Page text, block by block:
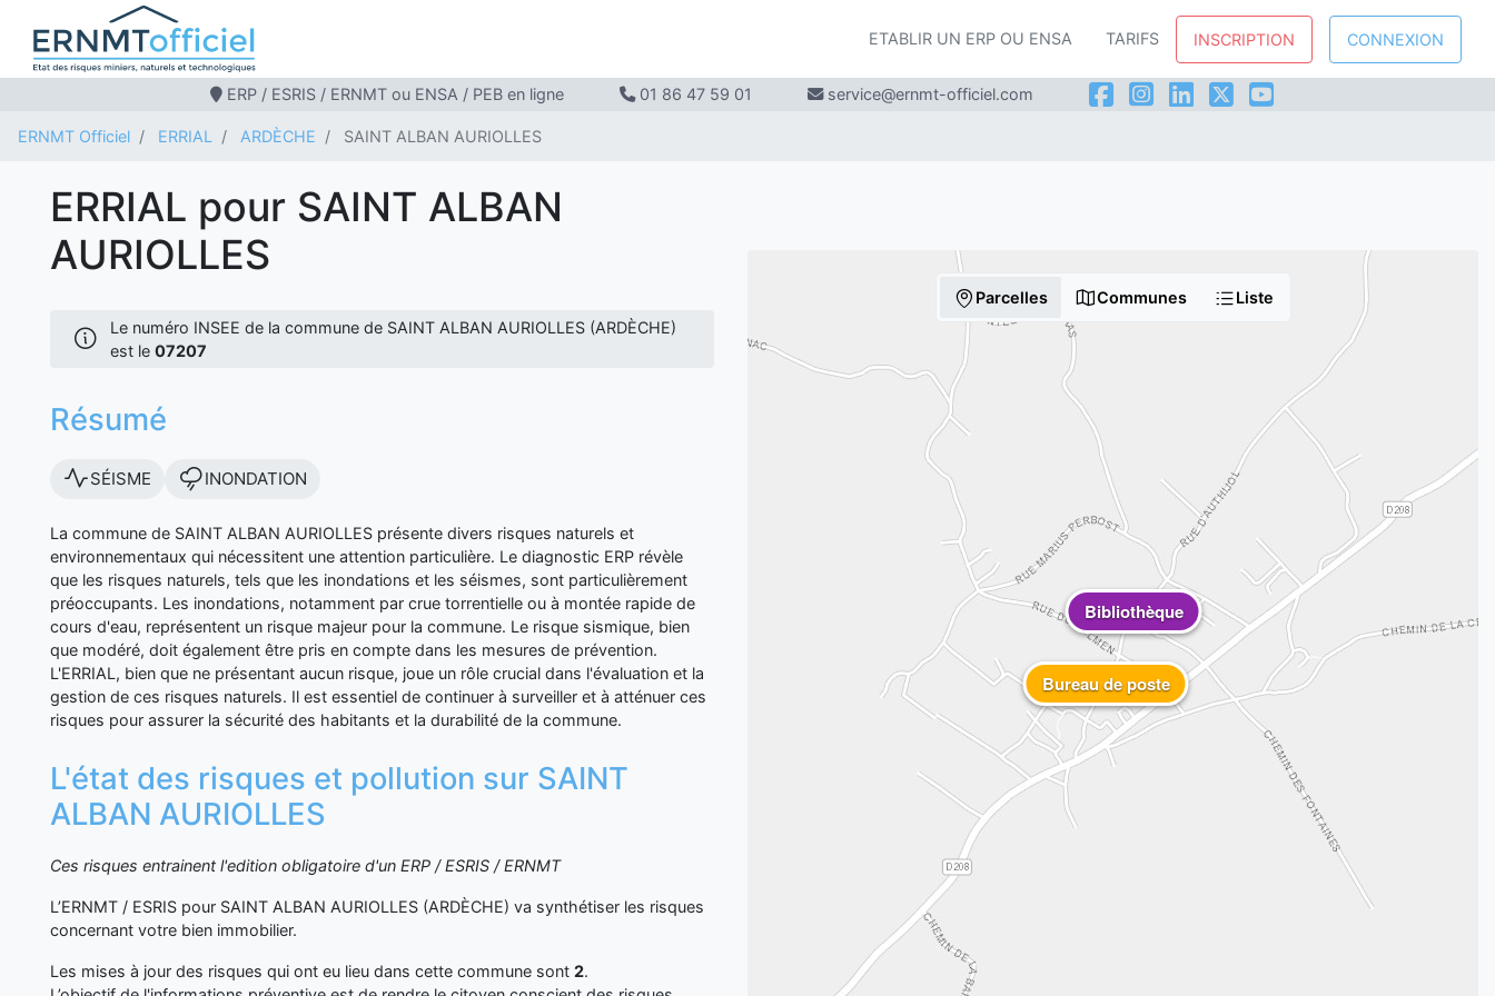
ETABLIR UN ERP OU ENSA TARIFS INSCRIPTION CONNEXION
ERP / ESRIS / ERNMT ou ENSA / PEB en ligne 01 86 47 59 01 service@ernmt-officiel.com
ERNMT Officiel ERRIAL ARDÈCHE SAINT ALBAN AURIOLLES
ERRIAL pour SAINT ALBAN
AURIOLLES
Le numéro INSEE de la commune de SAINT ALBAN AURIOLLES (ARDÈCHE)
est le 07207
Résumé
SÉISME INONDATION
La commune de SAINT ALBAN AURIOLLES présente divers risques naturels et
environnementaux qui nécessitent une attention particulière. Le diagnostic ERP révèle
que les risques naturels, tels que les inondations et les séismes, sont particulièrement
préoccupants. Les inondations, notamment par crue torrentielle ou à montée rapide de
cours d'eau, représentent un risque majeur pour la commune. Le risque sismique, bien
que modéré, doit également être pris en compte dans les mesures de prévention.
L'ERRIAL, bien que ne présentant aucun risque, joue un rôle crucial dans l'évaluation et la
gestion de ces risques naturels. Il est essentiel de continuer à surveiller et à atténuer ces
risques pour assurer la sécurité des habitants et la durabilité de la commune.
L'état des risques et pollution sur SAINT
ALBAN AURIOLLES
Ces risques entrainent l'edition obligatoire d'un ERP / ESRIS / ERNMT
L’ERNMT / ESRIS pour SAINT ALBAN AURIOLLES (ARDÈCHE) va synthétiser les risques
concernant votre bien immobilier.
Les mises à jour des risques qui ont eu lieu dans cette commune sont 2.
Parcelles Communes Liste
Bibliothèque
Bureau de poste